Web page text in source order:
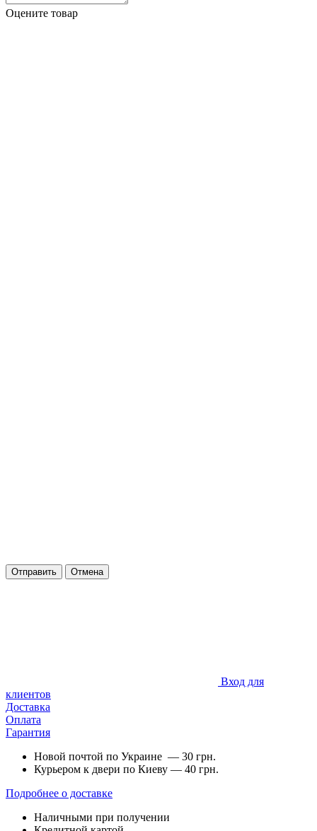
Оцените товар
Отправить Отмена
Вход для
клиентов
Доставка
Оплата
Гарантия
Новой почтой по Украине — 30 грн.
Курьером к двери по Киеву — 40 грн.
Подробнее о доставке
Наличными при получении